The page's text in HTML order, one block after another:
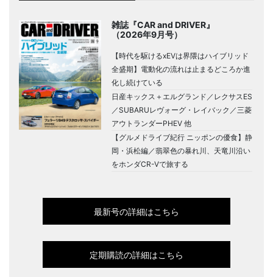
雑誌『CAR and DRIVER』
（2026年9月号）
【時代を駆けるxEVは界隈はハイブリッド
全盛期】電動化の流れは止まるどころか進
化し続けている
日産キックス＋エルグランド／レクサスES
／SUBARUレヴォーグ・レイバック／三菱
アウトランダーPHEV 他
【グルメドライブ紀行 ニッポンの優食】静
岡・浜松編／翡翠色の暴れ川、天竜川沿い
をホンダCR-Vで旅する
最新号の詳細はこちら
定期購読の詳細はこちら